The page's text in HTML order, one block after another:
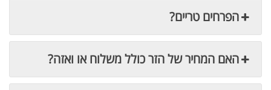
הפרחים טריים?
האם המחיר של הזר כולל משלוח או ואזה?